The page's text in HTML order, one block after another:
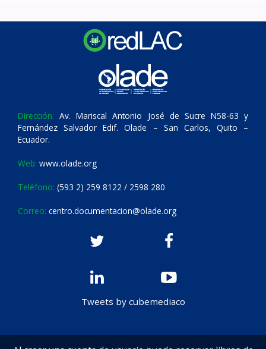
Dirección: Av. Mariscal Antonio José de Sucre N58-63 y
Fernández Salvador Edif. Olade – San Carlos, Quito –
Ecuador.
Web: www.olade.org
Teléfono: (593 2) 259 8122 / 2598 280
Correo: centro.documentacion@olade.org
Tweets by cubemediaco